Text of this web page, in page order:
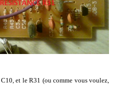
et le R31 (ou comme vous voulez,